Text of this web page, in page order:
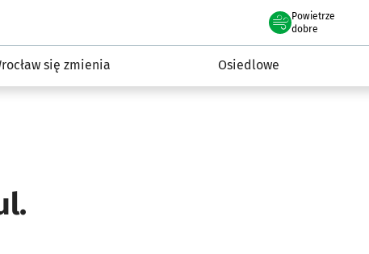
- miejskie inwestycje 2019-2032
Powietrze
we Wrocławiu
dobre
się zmienia Osiedlowe